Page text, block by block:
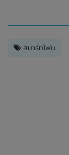
สมาร์ทโฟน